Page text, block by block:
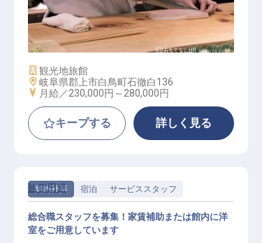
料理人（和食懐石）
施設業態
観光地旅館
勤務地
岐阜県郡上市白鳥町石徹白136
給与
月給／230,000円～ 280,000円
キープする 詳しく見る
契約社員 宿泊 サービススタッフ
旅館田邊
総合職スタッフを募集！家賃補助または館内に洋
室をご用意しています